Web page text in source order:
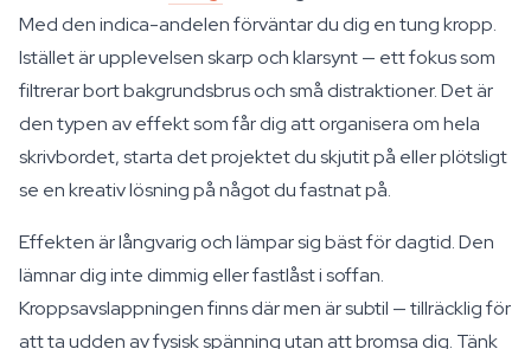
Med den indica-andelen förväntar du dig en tung kropp.
Istället är upplevelsen skarp och klarsynt — ett fokus som
filtrerar bort bakgrundsbrus och små distraktioner. Det är
den typen av effekt som får dig att organisera om hela
skrivbordet, starta det projektet du skjutit på eller plötsligt
se en kreativ lösning på något du fastnat på.
Effekten är långvarig och lämpar sig bäst för dagtid. Den
lämnar dig inte dimmig eller fastlåst i soffan.
Kroppsavslappningen finns där men är subtil — tillräcklig för
att ta udden av fysisk spänning utan att bromsa dig. Tänk